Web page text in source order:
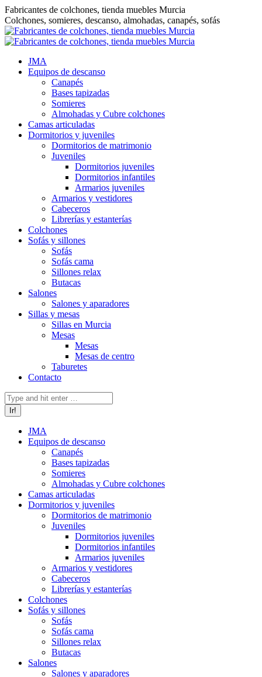
Saltar
al
contenido
Fabricantes de colchones, tienda muebles Murcia
Colchones, somieres, descanso, almohadas, canapés, sofás
JMA
Equipos de descanso
Canapés
Bases tapizadas
Somieres
Almohadas y Cubre colchones
Camas articuladas
Dormitorios y juveniles
Dormitorios de matrimonio
Juveniles
Dormitorios juveniles
Dormitorios infantiles
Armarios juveniles
Armarios y vestidores
Cabeceros
Librerías y estanterías
Colchones
Sofás y sillones
Sofás
Sofás cama
Sillones relax
Butacas
Salones
Salones y aparadores
Sillas y mesas
Sillas en Murcia
Mesas
Mesas
Mesas de centro
Taburetes
Contacto
Buscar:
JMA
Equipos de descanso
Canapés
Bases tapizadas
Somieres
Almohadas y Cubre colchones
Camas articuladas
Dormitorios y juveniles
Dormitorios de matrimonio
Juveniles
Dormitorios juveniles
Dormitorios infantiles
Armarios juveniles
Armarios y vestidores
Cabeceros
Librerías y estanterías
Colchones
Sofás y sillones
Sofás
Sofás cama
Sillones relax
Butacas
Salones
Salones y aparadores